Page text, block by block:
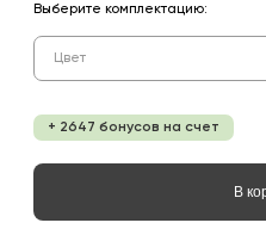
Выберите комплектацию:
Цвет
+ 2647 бонусов на счет
В